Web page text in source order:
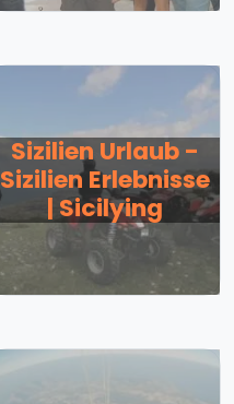
Sizilien Urlaub -
Sizilien Erlebnisse
| Sicilying